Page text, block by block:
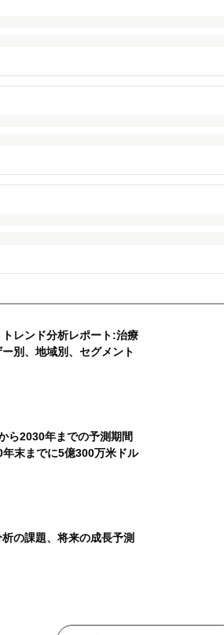
レンド分析レポート:治療
別、地域別、セグメント
ら2030年までの予測期間
末までに5億300万米ドル
の課題、将来の成長予測